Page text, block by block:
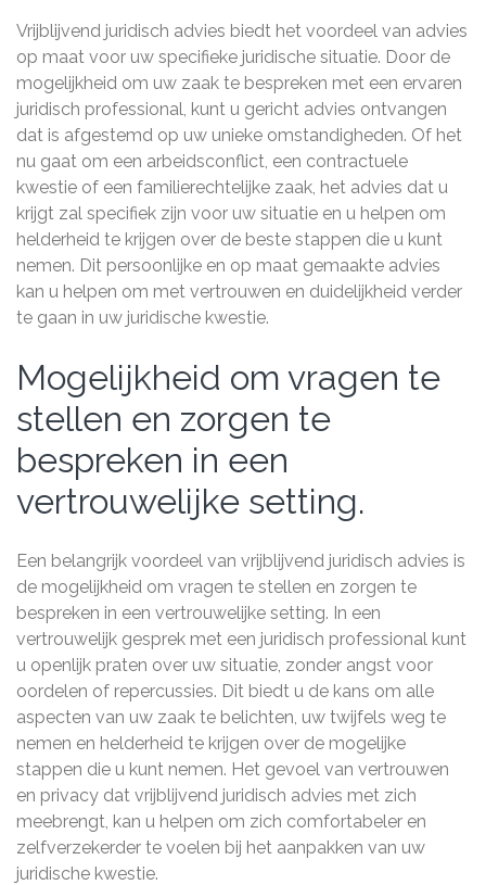
Vrijblijvend juridisch advies biedt het voordeel van advies
op maat voor uw specifieke juridische situatie. Door de
mogelijkheid om uw zaak te bespreken met een ervaren
juridisch professional, kunt u gericht advies ontvangen
dat is afgestemd op uw unieke omstandigheden. Of het
nu gaat om een arbeidsconflict, een contractuele
kwestie of een familierechtelijke zaak, het advies dat u
krijgt zal specifiek zijn voor uw situatie en u helpen om
helderheid te krijgen over de beste stappen die u kunt
nemen. Dit persoonlijke en op maat gemaakte advies
kan u helpen om met vertrouwen en duidelijkheid verder
te gaan in uw juridische kwestie.
Mogelijkheid om vragen te
stellen en zorgen te
bespreken in een
vertrouwelijke setting.
Een belangrijk voordeel van vrijblijvend juridisch advies is
de mogelijkheid om vragen te stellen en zorgen te
bespreken in een vertrouwelijke setting. In een
vertrouwelijk gesprek met een juridisch professional kunt
u openlijk praten over uw situatie, zonder angst voor
oordelen of repercussies. Dit biedt u de kans om alle
aspecten van uw zaak te belichten, uw twijfels weg te
nemen en helderheid te krijgen over de mogelijke
stappen die u kunt nemen. Het gevoel van vertrouwen
en privacy dat vrijblijvend juridisch advies met zich
meebrengt, kan u helpen om zich comfortabeler en
zelfverzekerder te voelen bij het aanpakken van uw
juridische kwestie.